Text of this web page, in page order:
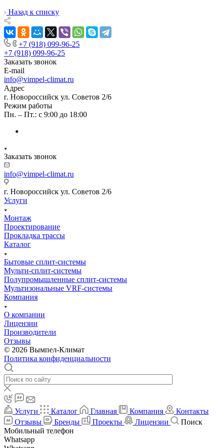
Назад к списку
+7 (918) 099-96-25
+7 (918) 099-96-25
Заказать звонок
E-mail
info@vimpel-climat.ru
Адрес
г. Новороссийск ул. Советов 2/6
Режим работы
Пн. – Пт.: с 9:00 до 18:00
Заказать звонок
info@vimpel-climat.ru
г. Новороссийск ул. Советов 2/6
Услуги
Монтаж
Проектирование
Прокладка трассы
Каталог
Бытовые сплит-системы
Мульти-сплит-системы
Полупромышленные сплит-системы
Мультизональные VRF-системы
Компания
О компании
Лицензии
Производители
Отзывы
© 2026 Вымпел-Климат
Политика конфиденциальности
Услуги Каталог Главная Компания
Контакты
Отзывы
Бренды Проекты Лицензии
Поиск
Мобильный телефон
Whatsapp